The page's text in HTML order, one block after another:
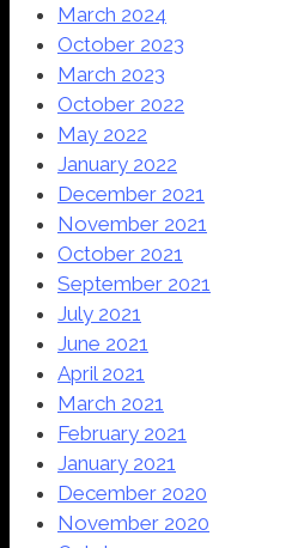
March 2024
October 2023
March 2023
October 2022
May 2022
January 2022
December 2021
November 2021
October 2021
September 2021
July 2021
June 2021
April 2021
March 2021
February 2021
January 2021
December 2020
November 2020